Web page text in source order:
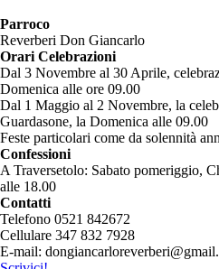
Parroco
Reverberi Don Giancarlo
Orari Celebrazioni
Dal 3 Novembre al 30 Aprile,
Domenica alle ore 09.00
Dal 1 Maggio al 2 Novembre, la
Guardasone, la Domenica alle 09.00
Feste particolari come da solennità
Confessioni
A Traversetolo: Sabato pomeriggio,
alle 18.00
Contatti
Telefono 0521 842672
Cellulare 347 832 7928
E-mail: